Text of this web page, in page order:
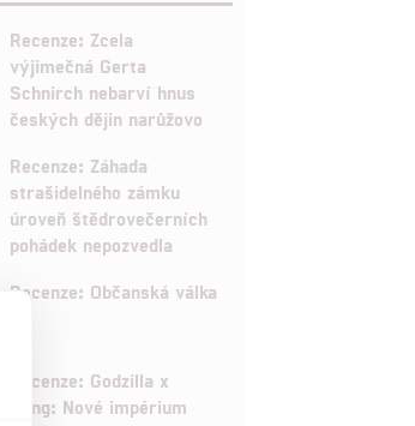
Recenze: Zcela
výjimečná Gerta
Schnirch nebarví hnus
českých dějin narůžovo
Recenze: Záhada
strašidelného zámku
úroveň štědrovečerních
pohádek nepozvedla
Recenze: Občanská válka
Recenze: Godzilla x
Kong: Nové impérium